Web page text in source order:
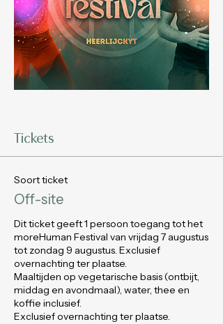
Tickets
Soort ticket
Off-site
Dit ticket geeft 1 persoon toegang tot het
moreHuman Festival van vrijdag 7 augustus
tot zondag 9 augustus. Exclusief
overnachting ter plaatse.
Maaltijden op vegetarische basis (ontbijt,
middag en avondmaal), water, thee en
koffie inclusief.
Exclusief overnachting ter plaatse.